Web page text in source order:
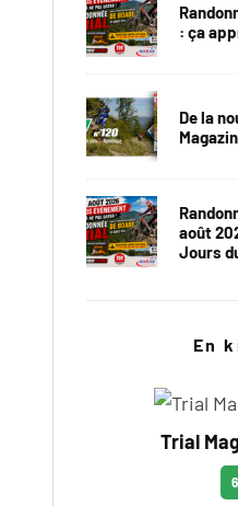
: ça
De la
août
Jours
En
Trial